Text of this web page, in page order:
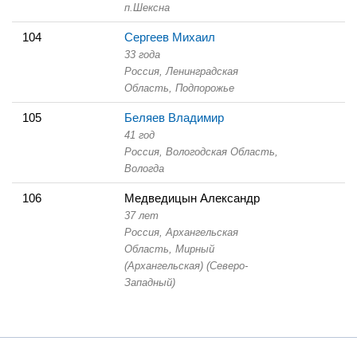
п.Шексна
104 Сергеев Михаил
33 года
Россия, Ленинградская
Область, Подпорожье
105 Беляев Владимир
41 год
Россия, Вологодская Область,
Вологда
106 Медведицын Александр
37 лет
Россия, Архангельская
Область, Мирный
(Архангельская) (Северо-
Западный)